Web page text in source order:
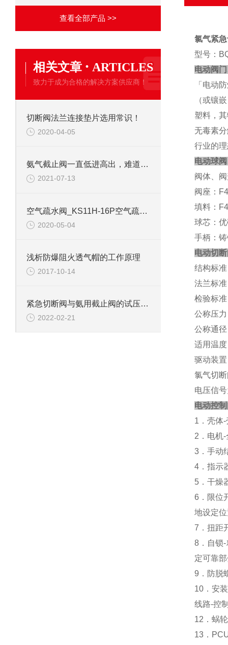
氯气紧
型号：
电动阀
「电动
（或镶
塑料，
无毒素
行业的
电动球
阀体、
阀座：
填料：
球芯：
手柄：
电动切
结构标
法兰标
检验标
公称压
公称通
适用温
驱动装
氯气切
电压信
电动控
1．壳体
2．电机
3．手动
4．指示
5．干燥
6．限位
地设定
7．扭距
8．自锁
定可靠
9．防脱
10．安
线路-控
12．蜗
13．
查看全部产品 >>
相关文章 · ARTICLES
致力于成为合格的解决方案供应商！
切断阀法兰连接垫片选用常识！
2020-04-05
氨气截止阀一直低进高出，难道不会高进低出？
2021-07-13
空气疏水阀_KS11H-16P空气疏水阀工作原理
2020-05-04
浅析防爆阻火透气帽的工作原理
2017-10-14
紧急切断阀与氨用截止阀的试压方法
2022-02-21